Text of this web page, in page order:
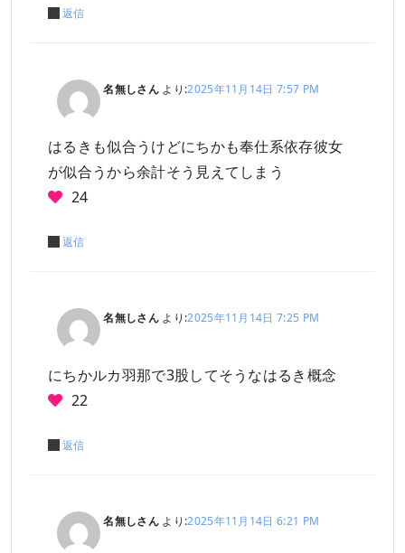
返信
名無しさん より:2025年11月14日 7:57 PM
はるきも似合うけどにちかも奉仕系依存彼女
が似合うから余計そう見えてしまう
24
返信
名無しさん より:2025年11月14日 7:25 PM
にちかルカ羽那で3股してそうなはるき概念
22
返信
名無しさん より:2025年11月14日 6:21 PM